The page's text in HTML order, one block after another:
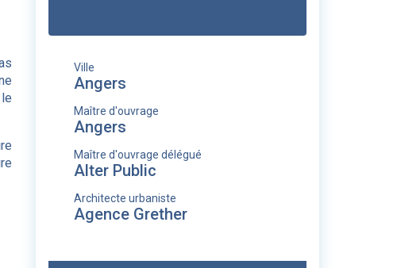
Ville
Angers
Maître d'ouvrage
Angers
Maître d'ouvrage délégué
Alter Public
Architecte urbaniste
Agence Grether